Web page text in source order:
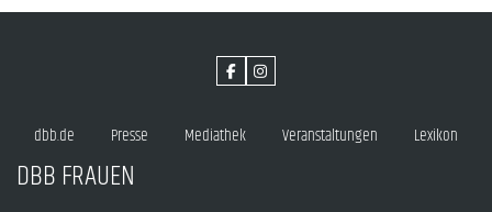
dbb.de Presse Mediathek Veranstaltungen Lexikon
DBB FRAUEN